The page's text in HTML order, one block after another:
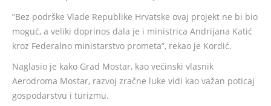
”Bez podrške Vlade Republike Hrvatske ovaj projekt ne bi bio
moguć, a veliki doprinos dala je i ministrica Andrijana Katić
kroz Federalno ministarstvo prometa”, rekao je Kordić.
Naglasio je kako Grad Mostar, kao većinski vlasnik
Aerodroma Mostar, razvoj zračne luke vidi kao važan poticaj
gospodarstvu i turizmu.